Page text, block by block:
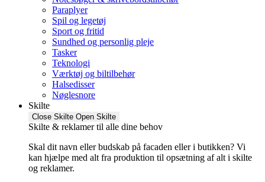
Paraplyer
Spil og legetøj
Sport og fritid
Sundhed og personlig pleje
Tasker
Teknologi
Værktøj og biltilbehør
Halsedisser
Nøglesnore
Skilte
Close Skilte Open Skilte
Skilte & reklamer til alle dine behov
Skal dit navn eller budskab på facaden eller i butikken? Vi
kan hjælpe med alt fra produktion til opsætning af alt i skilte
og reklamer.